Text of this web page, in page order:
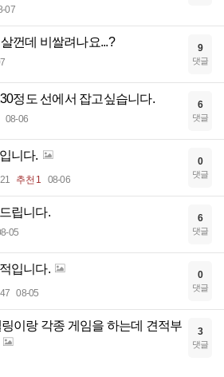
07
껀데 비쌀려나요...? 9
댓글
정도 선에서 잡고싶습니다.
08-06
6
댓글
니다.
추천 1 08-06
0
댓글
립니다.
05
6
댓글
입니다.
08-05
0
댓글
이랑 각종 게임을 하는데 견적부
3
댓글